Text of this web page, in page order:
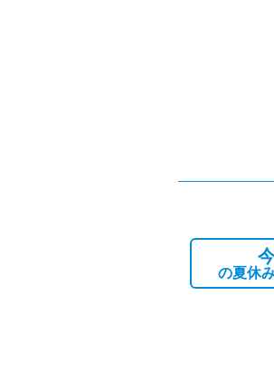
の夏休